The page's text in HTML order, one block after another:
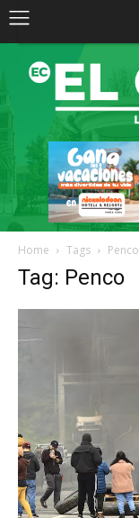
Home Tags Penco
Tag: Penco